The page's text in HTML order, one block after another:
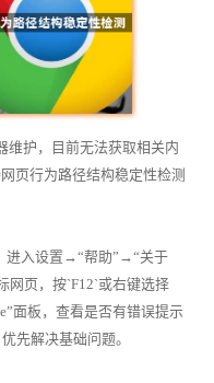
维护，目前无法获取相关内
页行为路径结构稳定性检测
进入设置→“帮助”→“关于
网页，按`F12`或右键选择
面板，查看是否有错误提示
先解决基础问题。